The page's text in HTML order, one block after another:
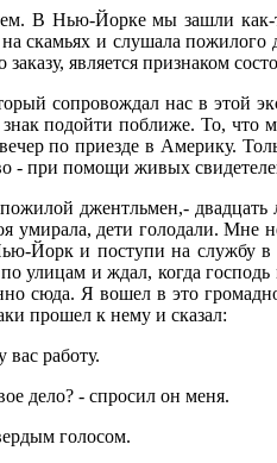
В Нью-Йорке мы зашли как-
скамьях и слушала
является признаком
сопровождал нас в этой
подойти поближе. То,
по приезде в Америку.
- при помощи живых
пожилой джентльмен,-
умирала, дети голодали. Мне
Йорк и поступи на службу
улицам и ждал, когда
сюда. Я вошел в это
прошел к нему и сказал:
вас работу.
дело? - спросил он меня.
голосом.